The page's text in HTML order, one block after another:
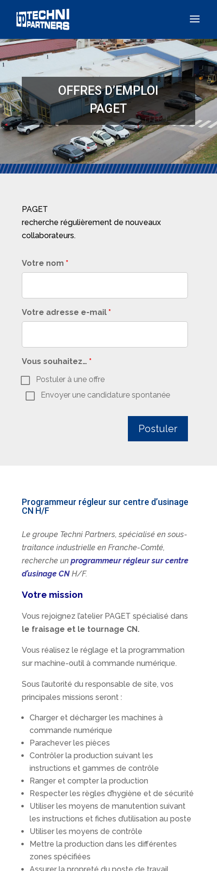
OFFRES D’EMPLOI
PAGET
PAGET
recherche régulièrement de nouveaux
collaborateurs.
Votre nom *
Votre adresse e-mail *
Vous souhaitez… *
Postuler à une offre
Envoyer une candidature spontanée
Programmeur régleur sur centre d’usinage
CN H/F
Le groupe Techni Partners, spécialisé en sous-
traitance industrielle en Franche-Comté,
recherche unprogrammeur régleur sur centre
d’usinage CN H/F.
Votre mission
Vous rejoignez l’atelier PAGET spécialisé dans
le fraisage et le tournage CN.
Vous réalisez le réglage et la programmation
sur machine-outil à commande numérique.
Sous l’autorité du responsable de site, vos
principales missions seront :
Charger et décharger les machines à
commande numérique
Parachever les pièces
Contrôler la production suivant les
instructions et gammes de contrôle
Ranger et compter la production
Respecter les règles d’hygiène et de sécurité
Utiliser les moyens de manutention suivant
les instructions et fiches d’utilisation au poste
Utiliser les moyens de contrôle
Mettre la production dans les différentes
zones spécifiées
Panneau de gestion des cookies